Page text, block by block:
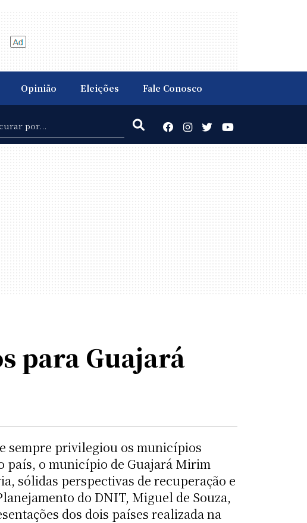
Opinião Eleições Fale Conosco
para Guajará
sempre privilegiou os municípios
país, o município de Guajará Mirim
sólidas perspectivas de recuperação e
do DNIT, Miguel de Souza,
dos dois países realizada na